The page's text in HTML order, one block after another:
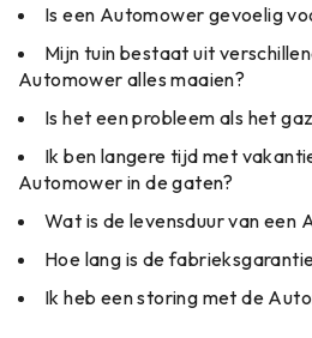
Is een Automower gevoelig
Mijn tuin bestaat uit
Automower alles maaien?
Is het een probleem als het
Ik ben langere tijd met
Automower in de gaten?
Wat is de levensduur van een
Hoe lang is de
Ik heb een storing met de